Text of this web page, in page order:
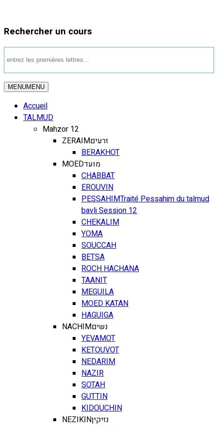
Rechercher un cours
MENUMENU
Accueil
TALMUD
Mahzor 12
ZERAIMזרעים
BERAKHOT
MOEDמועד
CHABBAT
EROUVIN
PESSAHIMTraité Pessahim du talmud
bavli Session 12
CHEKALIM
YOMA
SOUCCAH
BETSA
ROCH HACHANA
TAANIT
MEGUILA
MOED KATAN
HAGUIGA
NACHIMנשים
YEVAMOT
KETOUVOT
NEDARIM
NAZIR
SOTAH
GUTTIN
KIDOUCHIN
NEZIKINנזיקין